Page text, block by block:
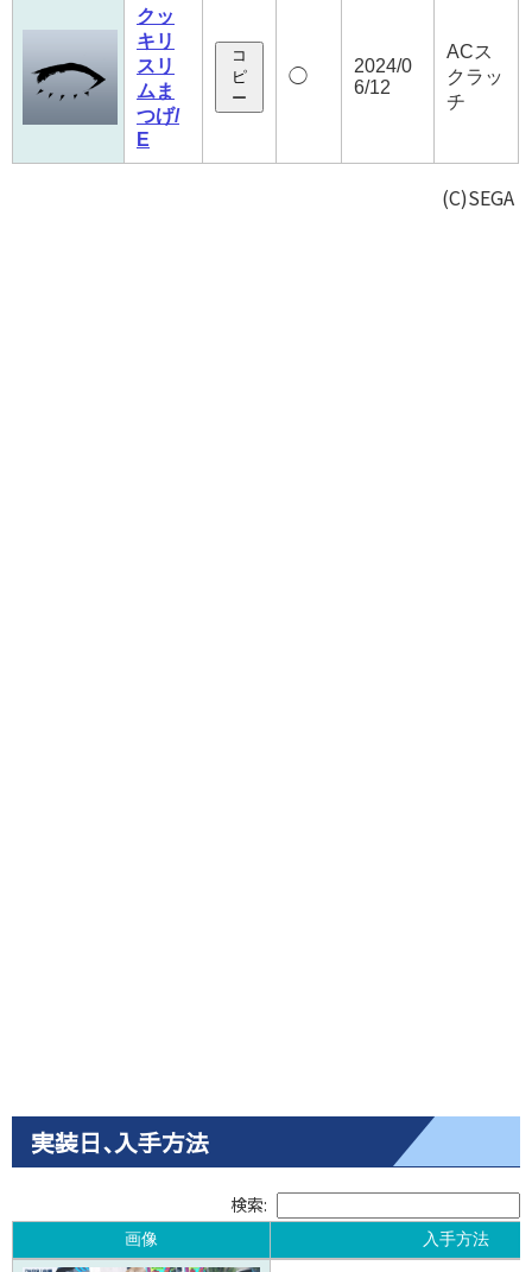
クッ
キリ
スリ
ムま
つげ/
E
コ
ピ
ー
◯
2024/0
6/12
ACス
クラッ
チ
(C)SEGA
実装日､入手方法
検索:
画像 入手方法